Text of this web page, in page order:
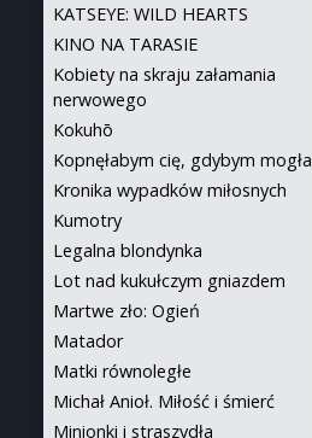
KATSEYE: WILD HEARTS
KINO NA TARASIE
Kobiety na skraju załamania
nerwowego
Kokuhō
Kopnęłabym cię, gdybym mogła
Kronika wypadków miłosnych
Kumotry
Legalna blondynka
Lot nad kukułczym gniazdem
Martwe zło: Ogień
Matador
Matki równoległe
Michał Anioł. Miłość i śmierć
Minionki i straszydła